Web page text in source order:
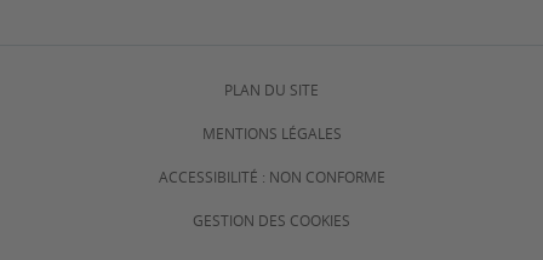
PLAN DU SITE
MENTIONS LÉGALES
ACCESSIBILITÉ : NON CONFORME
GESTION DES COOKIES